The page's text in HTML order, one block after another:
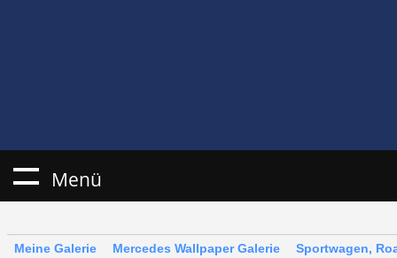
Menü
Meine Galerie Mercedes Wallpaper Galerie
Sportwagen,